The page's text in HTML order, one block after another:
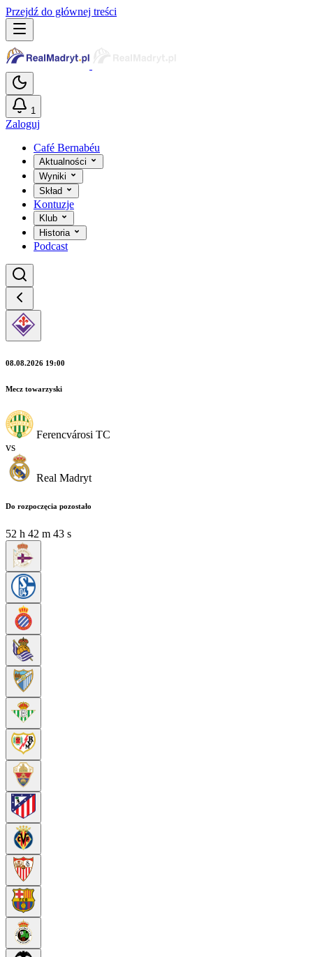
Przejdź do głównej treści
1
Zaloguj
Café Bernabéu
Aktualności
Wyniki
Skład
Kontuzje
Klub
Historia
Podcast
08.08.2026 19:00
Mecz towarzyski
Ferencvárosi TC
vs
Real Madryt
Do rozpoczęcia pozostało
52 h 42 m 42 s